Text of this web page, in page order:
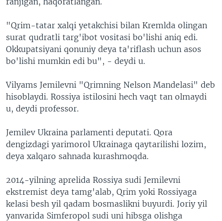
"Qrim-tatar xalqi yetakchisi bilan Kremlda olingan
surat qudratli targ'ibot vositasi bo'lishi aniq edi.
Okkupatsiyani qonuniy deya ta'riflash uchun asos
bo'lishi mumkin edi bu", - deydi u.
Vilyams Jemilevni "Qrimning Nelson Mandelasi" deb
hisoblaydi. Rossiya istilosini hech vaqt tan olmaydi
u, deydi professor.
Jemilev Ukraina parlamenti deputati. Qora
dengizdagi yarimorol Ukrainaga qaytarilishi lozim,
deya xalqaro sahnada kurashmoqda.
2014-yilning aprelida Rossiya sudi Jemilevni
ekstremist deya tamg'alab, Qrim yoki Rossiyaga
kelasi besh yil qadam bosmaslikni buyurdi. Joriy yil
yanvarida Simferopol sudi uni hibsga olishga